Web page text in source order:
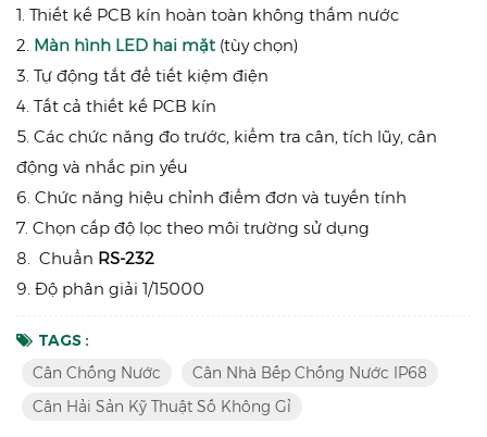
1. Thiết kế PCB kín hoàn toàn không thấm nước
2. Màn hình LED hai mặt (tùy chọn)
3. Tự động tắt để tiết kiệm điện
4. Tất cả thiết kế PCB kín
5. Các chức năng đo trước, kiểm tra cân, tích lũy, cân
động và nhắc pin yếu
6. Chức năng hiệu chỉnh điểm đơn và tuyến tính
7. Chọn cấp độ lọc theo môi trường sử dụng
8. Chuẩn RS-232
9. Độ phân giải 1/15000
TAGS :
Cân Chống Nước
Cân Nhà Bếp Chống Nước IP68
Cân Hải Sản Kỹ Thuật Số Không Gỉ